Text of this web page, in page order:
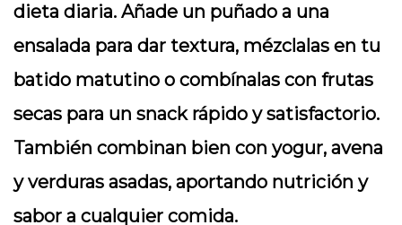
dieta diaria. Añade un puñado a una
ensalada para dar textura, mézclalas en tu
batido matutino o combínalas con frutas
secas para un snack rápido y satisfactorio.
También combinan bien con yogur, avena
y verduras asadas, aportando nutrición y
sabor a cualquier comida.